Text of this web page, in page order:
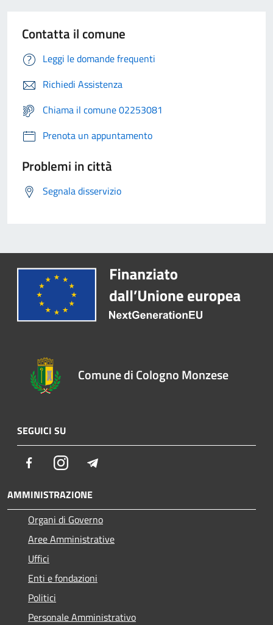
Contatta il comune
Leggi le domande frequenti
Richiedi Assistenza
Chiama il comune 02253081
Prenota un appuntamento
Problemi in città
Segnala disservizio
Comune di Cologno Monzese
SEGUICI SU
FacebookInstagram
AMMINISTRAZIONE
Organi di Governo
Aree Amministrative
Uffici
Enti e fondazioni
Politici
Personale Amministrativo